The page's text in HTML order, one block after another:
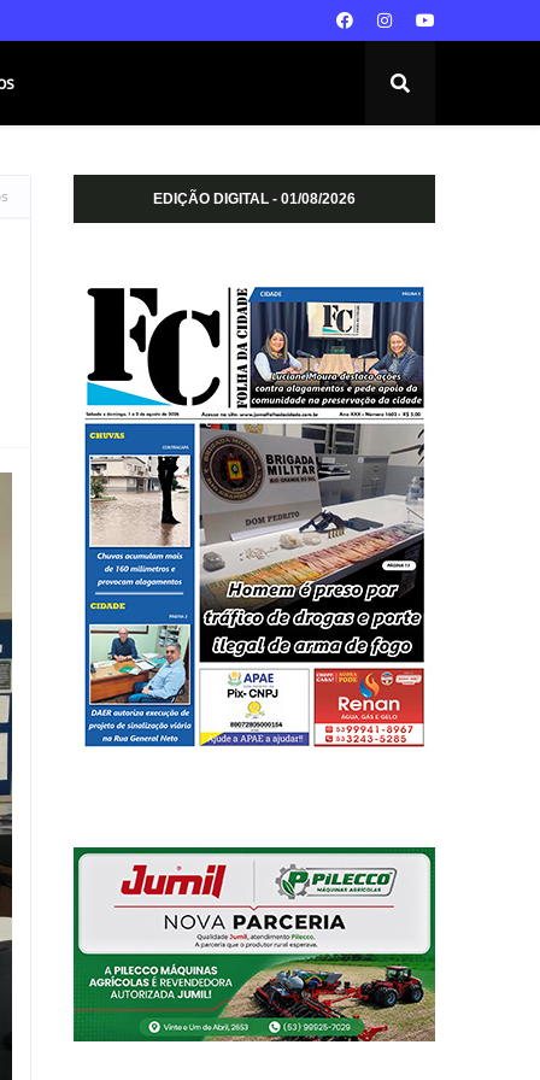
EDIÇÃO DIGITAL - 01/08/2026